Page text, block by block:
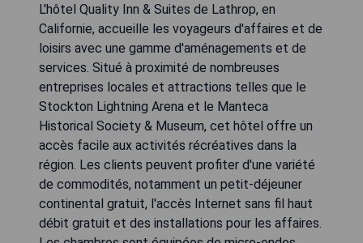
L'hôtel Quality Inn & Suites de Lathrop, en
Californie, accueille les voyageurs d'affaires et de
loisirs avec une gamme d'aménagements et de
services. Situé à proximité de nombreuses
entreprises locales et attractions telles que le
Stockton Lightning Arena et le Manteca
Historical Society & Museum, cet hôtel offre un
accès facile aux activités récréatives dans la
région. Les clients peuvent profiter d'une variété
de commodités, notamment un petit-déjeuner
continental gratuit, l'accès Internet sans fil haut
débit gratuit et des installations pour les affaires.